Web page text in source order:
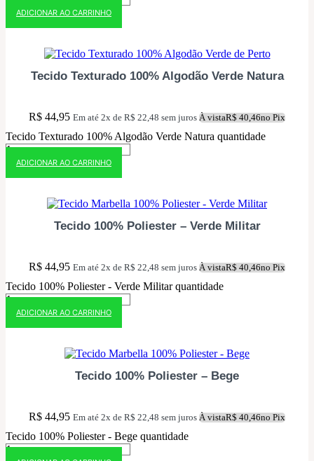
ADICIONAR AO CARRINHO
Tecido Texturado 100% Algodão Verde Natura
R$ 44,95 Em até 2x de R$ 22,48 sem juros À vistaR$ 40,46no Pix
Tecido Texturado 100% Algodão Verde Natura quantidade
ADICIONAR AO CARRINHO
Tecido 100% Poliester – Verde Militar
R$ 44,95 Em até 2x de R$ 22,48 sem juros À vistaR$ 40,46no Pix
Tecido 100% Poliester - Verde Militar quantidade
ADICIONAR AO CARRINHO
Tecido 100% Poliester – Bege
R$ 44,95 Em até 2x de R$ 22,48 sem juros À vistaR$ 40,46no Pix
Tecido 100% Poliester - Bege quantidade